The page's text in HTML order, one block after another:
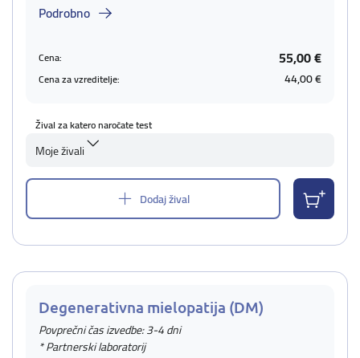
Podrobno
Cena: 55,00 €
Cena za vzreditelje: 44,00 €
Žival za katero naročate test
Moje živali
Dodaj žival
Degenerativna mielopatija (DM)
Povprečni čas izvedbe: 3-4 dni
* Partnerski laboratorij